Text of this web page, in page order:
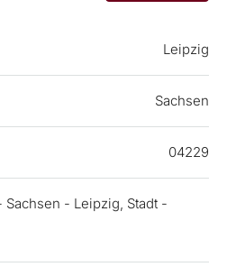
Leipzig
Sachsen
04229
Sachsen - Leipzig, Stadt -